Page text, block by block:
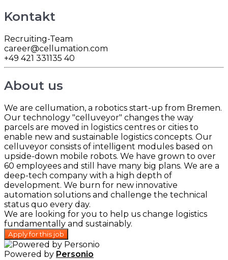
Kontakt
Recruiting-Team
career@cellumation.com
+49 421 331135 40
About us
We are cellumation, a robotics start-up from Bremen.
Our technology "celluveyor" changes the way
parcels are moved in logistics centres or cities to
enable new and sustainable logistics concepts. Our
celluveyor consists of intelligent modules based on
upside-down mobile robots. We have grown to over
60 employees and still have many big plans. We are a
deep-tech company with a high depth of
development. We burn for new innovative
automation solutions and challenge the technical
status quo every day.
We are looking for you to help us change logistics
fundamentally and sustainably.
Apply for this job
Powered by Personio